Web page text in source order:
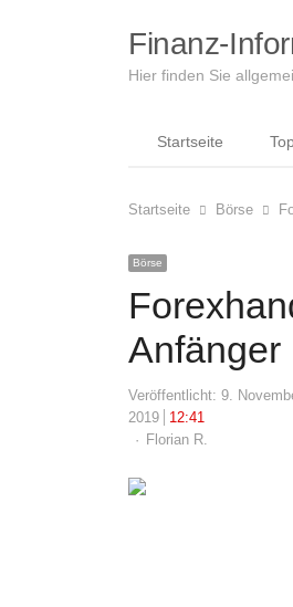
Finanz-
Hier finden Sie
Startseite
Startseite Börse
Börse
Anfänger
Veröffentlicht: 9.
2019
12:41
Author
Florian R.